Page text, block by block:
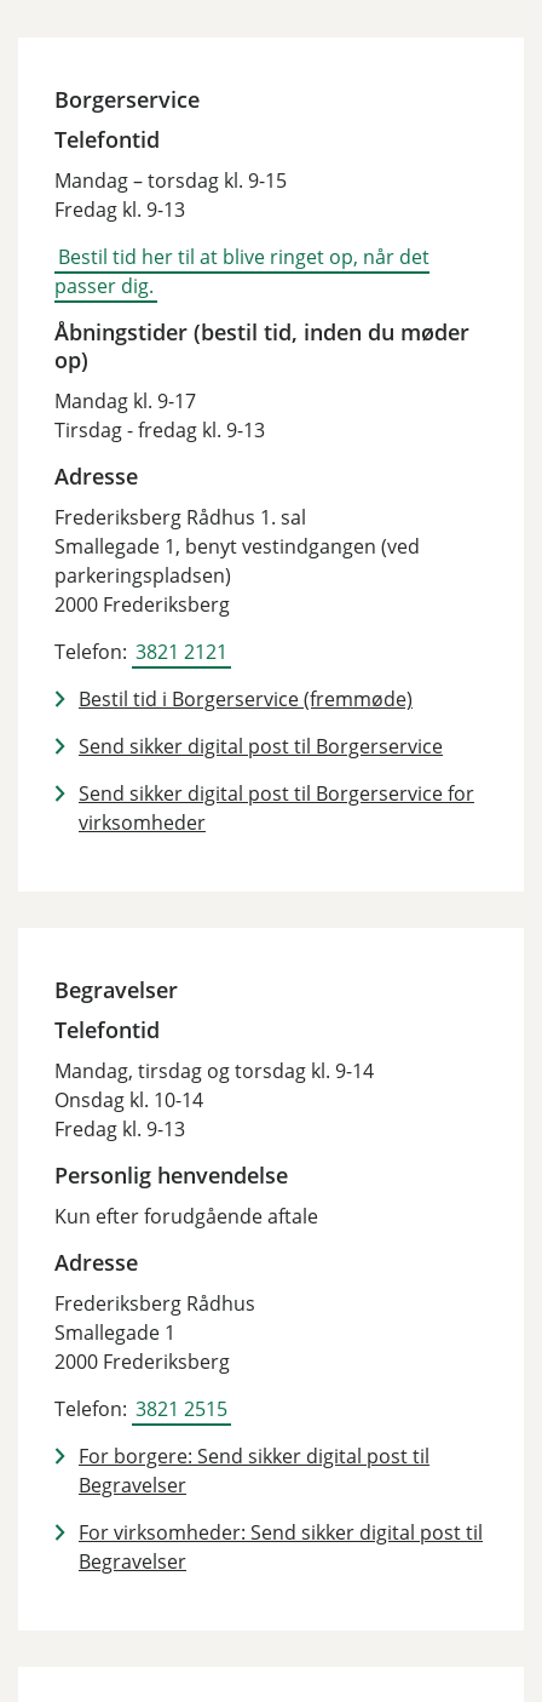
Borgerservice
Telefontid
Mandag – torsdag kl. 9-15
Fredag kl. 9-13
Bestil tid her til at blive ringet op, når det
passer dig.
Åbningstider (bestil tid, inden du møder
op)
Mandag kl. 9-17
Tirsdag - fredag kl. 9-13
Adresse
Frederiksberg Rådhus 1. sal
Smallegade 1, benyt vestindgangen (ved
parkeringspladsen)
2000 Frederiksberg
Telefon: 3821 2121
Bestil tid i Borgerservice (fremmøde)
Send sikker digital post til Borgerservice
Send sikker digital post til Borgerservice for
virksomheder
Begravelser
Telefontid
Mandag, tirsdag og torsdag kl. 9-14
Onsdag kl. 10-14
Fredag kl. 9-13
Personlig henvendelse
Kun efter forudgående aftale
Adresse
Frederiksberg Rådhus
Smallegade 1
2000 Frederiksberg
Telefon: 3821 2515
For borgere: Send sikker digital post til
Begravelser
For virksomheder: Send sikker digital post til
Begravelser